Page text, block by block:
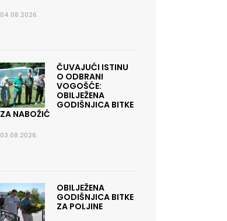
04.08.2026.
ČUVAJUĆI ISTINU
O ODBRANI
VOGOŠĆE:
OBILJEŽENA
GODIŠNJICA BITKE
ZA NABOŽIĆ
03.08.2026.
OBILJEŽENA
GODIŠNJICA BITKE
ZA POLJINE